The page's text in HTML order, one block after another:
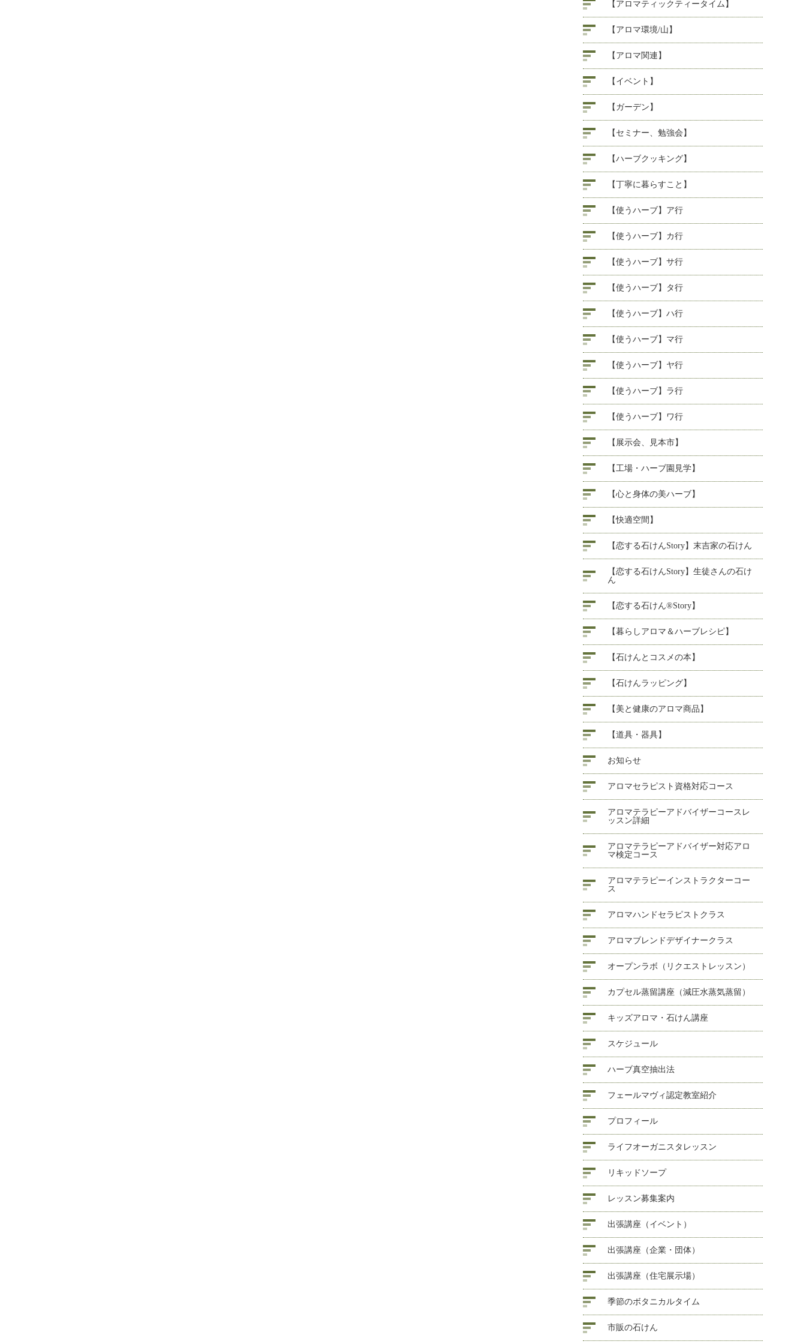
【アロマティックティータイム】
【アロマ環境/山】
【アロマ関連】
【イベント】
【ガーデン】
【セミナー、勉強会】
【ハーブクッキング】
【丁寧に暮らすこと】
【使うハーブ】ア行
【使うハーブ】カ行
【使うハーブ】サ行
【使うハーブ】タ行
【使うハーブ】ハ行
【使うハーブ】マ行
【使うハーブ】ヤ行
【使うハーブ】ラ行
【使うハーブ】ワ行
【展示会、見本市】
【工場・ハーブ園見学】
【心と身体の美ハーブ】
【快適空間】
【恋する石けんStory】末吉家の石けん
【恋する石けんStory】生徒さんの石け
ん
【恋する石けん®Story】
【暮らしアロマ＆ハーブレシピ】
【石けんとコスメの本】
【石けんラッピング】
【美と健康のアロマ商品】
【道具・器具】
お知らせ
アロマセラピスト資格対応コース
アロマテラピーアドバイザーコースレ
ッスン詳細
アロマテラピーアドバイザー対応アロ
マ検定コース
アロマテラピーインストラクターコー
ス
アロマハンドセラピストクラス
アロマブレンドデザイナークラス
オープンラボ（リクエストレッスン）
カプセル蒸留講座（減圧水蒸気蒸留）
キッズアロマ・石けん講座
スケジュール
ハーブ真空抽出法
フェールマヴィ認定教室紹介
プロフィール
ライフオーガニスタレッスン
リキッドソープ
レッスン募集案内
出張講座（イベント）
出張講座（企業・団体）
出張講座（住宅展示場）
季節のボタニカルタイム
市販の石けん